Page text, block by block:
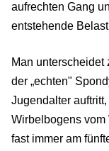
aufrechten Gang
entstehende
Man
der „echten"
Jugendalter
Wirbelbogens
fast immer am